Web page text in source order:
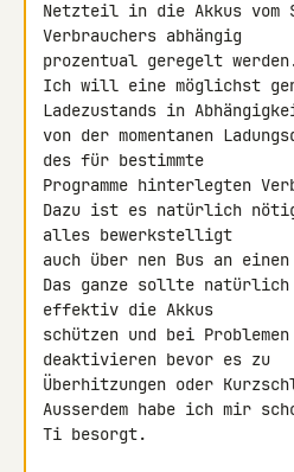
Netzteil in die Akkus vom
Verbrauchers abhängig
prozentual geregelt
Ich will eine möglichst
Ladezustands in
von der momentanen
des für bestimmte
Programme hinterlegten
Dazu ist es natürlich
alles bewerkstelligt
auch über nen Bus an
Das ganze sollte
effektiv die Akkus
schützen und bei
deaktivieren bevor es zu
Überhitzungen oder
Ausserdem habe ich mir
Ti besorgt.